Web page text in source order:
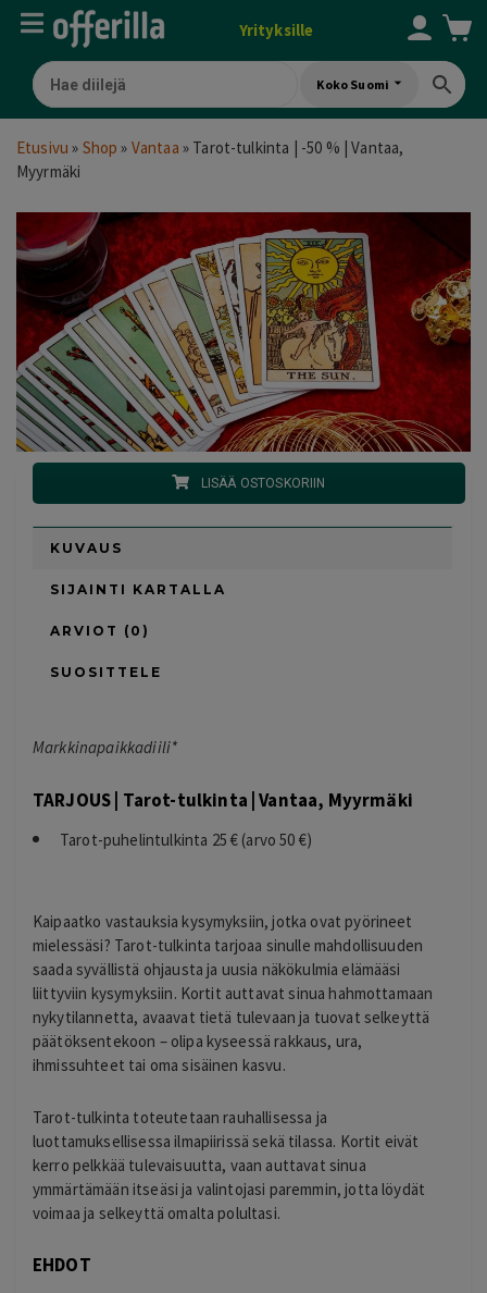
Yrityksille
Koko Suomi
Etusivu » Shop » Vantaa » Tarot-tulkinta | -50 % | Vantaa,
Myyrmäki
LISÄÄ OSTOSKORIIN
KUVAUS
SIJAINTI KARTALLA
ARVIOT (0)
SUOSITTELE
Markkinapaikkadiili*
TARJOUS | Tarot-tulkinta | Vantaa, Myyrmäki
Tarot-puhelintulkinta 25 € (arvo 50 €)
Kaipaatko vastauksia kysymyksiin, jotka ovat pyörineet
mielessäsi? Tarot-tulkinta tarjoaa sinulle mahdollisuuden
saada syvällistä ohjausta ja uusia näkökulmia elämääsi
liittyviin kysymyksiin. Kortit auttavat sinua hahmottamaan
nykytilannetta, avaavat tietä tulevaan ja tuovat selkeyttä
päätöksentekoon – olipa kyseessä rakkaus, ura,
ihmissuhteet tai oma sisäinen kasvu.
Tarot-tulkinta toteutetaan rauhallisessa ja
luottamuksellisessa ilmapiirissä sekä tilassa. Kortit eivät
kerro pelkkää tulevaisuutta, vaan auttavat sinua
ymmärtämään itseäsi ja valintojasi paremmin, jotta löydät
voimaa ja selkeyttä omalta polultasi.
EHDOT